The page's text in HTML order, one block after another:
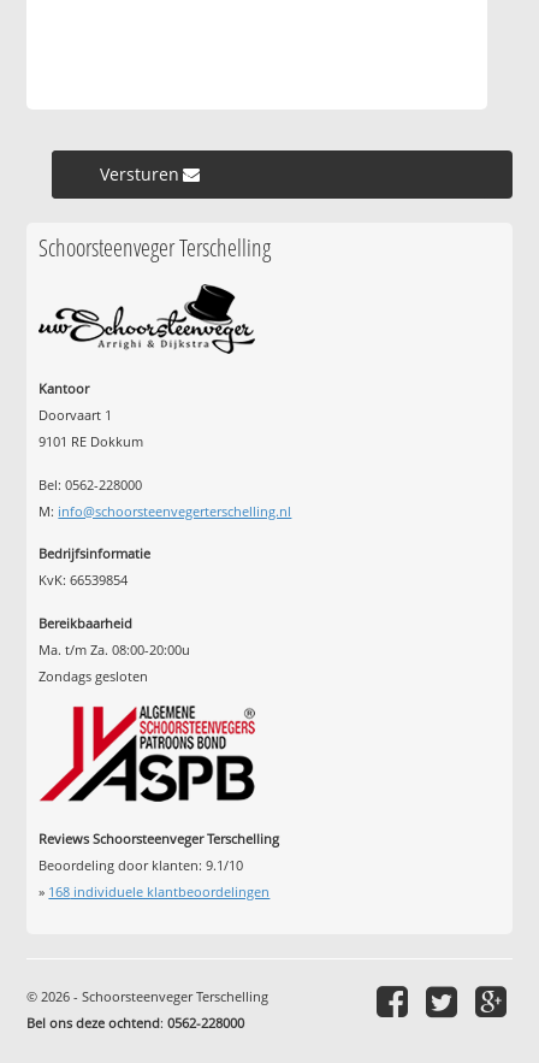
Versturen »
Schoorsteenveger Terschelling
Kantoor
Doorvaart 1
9101 RE Dokkum
Bel: 0562-228000
M: info@schoorsteenvegerterschelling.nl
Bedrijfsinformatie
KvK: 66539854
Bereikbaarheid
Ma. t/m Za. 08:00-20:00u
Zondags gesloten
Reviews Schoorsteenveger Terschelling
Beoordeling door klanten:9.1/10
» 168 individuele klantbeoordelingen
© 2026 - Schoorsteenveger Terschelling
Bel ons deze ochtend:0562-228000